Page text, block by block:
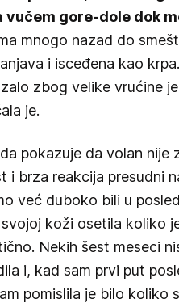
vučem gore-dole dok
mnogo nazad do
i isceđena kao
zbog velike vrućine
je.
pokazuje da volan nije
i brza reakcija presudni
već duboko bili u
koži osetila koliko
Nekih šest meseci
i, kad sam prvi put
pomislila je bilo koliko